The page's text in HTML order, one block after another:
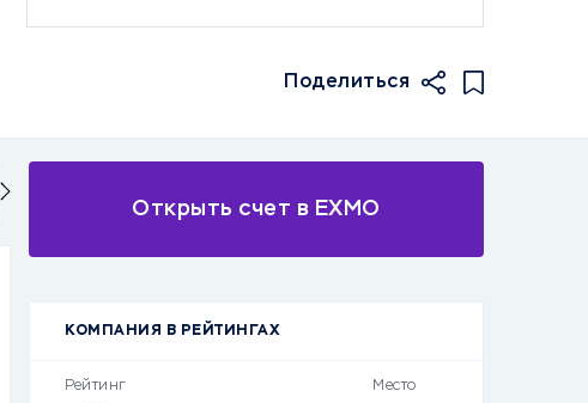
Поделиться
Комиссии
Открыть счет в EXMO
КОМПАНИЯ В РЕЙТИНГАХ
Рейтинг Место